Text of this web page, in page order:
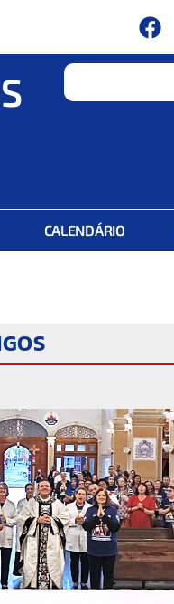
CALENDÁRIO